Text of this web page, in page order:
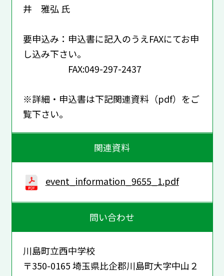
井 雅弘 氏
要申込み：申込書に記入のうえFAXにてお申
し込み下さい。
FAX:049-297-2437
※詳細・申込書は下記関連資料（pdf）をご
覧下さい。
関連資料
event_information_9655_1.pdf
問い合わせ
川島町立西中学校
〒350-0165 埼玉県比企郡川島町大字中山２